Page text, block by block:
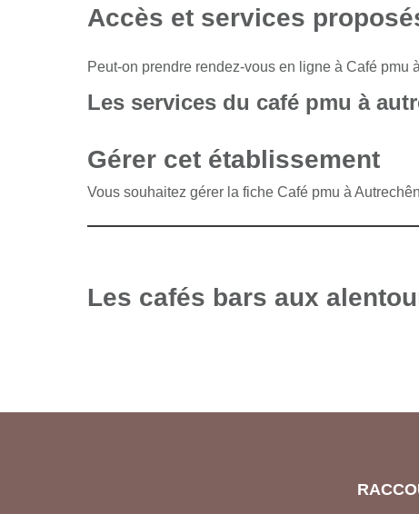
Accès et services
Peut-on prendre rendez-vous en ligne à Café pmu
Les services du café pmu à
Gérer cet établissement
Vous souhaitez gérer la fiche Café pmu à
Les cafés bars aux